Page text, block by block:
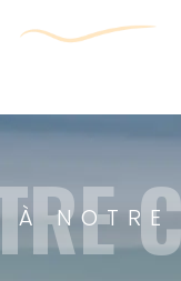
NOTRE